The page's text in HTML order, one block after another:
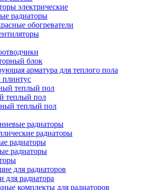
электрические
радиаторы
обогреватели
блок
арматура для теплого пола
теплый пол
теплый пол
теплый пол
радиаторы
радиаторы
радиаторы
радиаторы
для радиаторов
для радиатора
комплекты для радиаторов